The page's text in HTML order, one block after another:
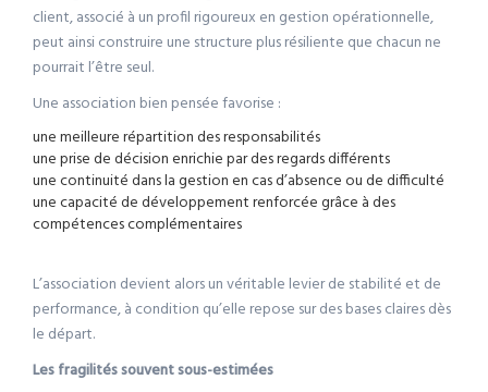
client, associé à un profil rigoureux en gestion opérationnelle,
peut ainsi construire une structure plus résiliente que chacun ne
pourrait l’être seul.
Une association bien pensée favorise :
une meilleure répartition des responsabilités
une prise de décision enrichie par des regards différents
une continuité dans la gestion en cas d’absence ou de difficulté
une capacité de développement renforcée grâce à des
compétences complémentaires
L’association devient alors un véritable levier de stabilité et de
performance, à condition qu’elle repose sur des bases claires dès
le départ.
Les fragilités souvent sous-estimées